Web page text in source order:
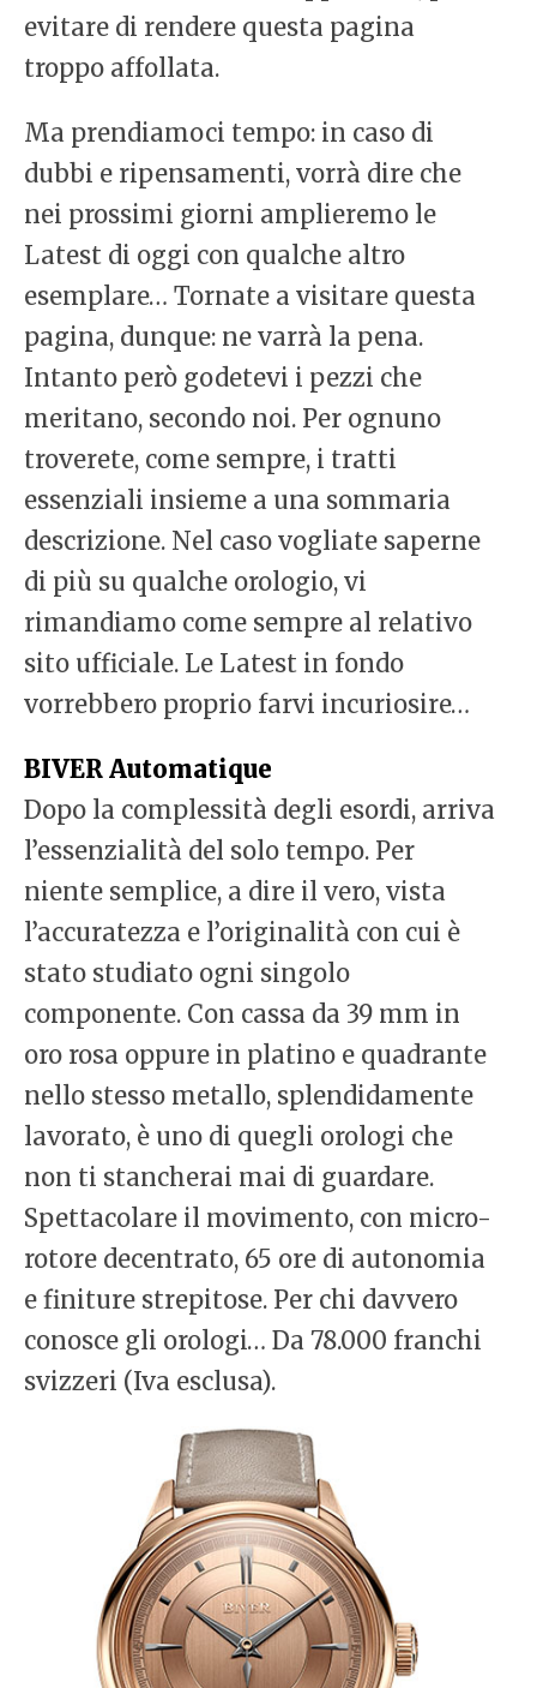
evitare di rendere questa pagina
troppo affollata.
Ma prendiamoci tempo: in caso di
dubbi e ripensamenti, vorrà dire che
nei prossimi giorni amplieremo le
Latest di oggi con qualche altro
esemplare… Tornate a visitare questa
pagina, dunque: ne varrà la pena.
Intanto però godetevi i pezzi che
meritano, secondo noi. Per ognuno
troverete, come sempre, i tratti
essenziali insieme a una sommaria
descrizione. Nel caso vogliate saperne
di più su qualche orologio, vi
rimandiamo come sempre al relativo
sito ufficiale. Le Latest in fondo
vorrebbero proprio farvi incuriosire…
BIVER Automatique
Dopo la complessità degli esordi, arriva
l’essenzialità del solo tempo. Per
niente semplice, a dire il vero, vista
l’accuratezza e l’originalità con cui è
stato studiato ogni singolo
componente. Con cassa da 39 mm in
oro rosa oppure in platino e quadrante
nello stesso metallo, splendidamente
lavorato, è uno di quegli orologi che
non ti stancherai mai di guardare.
Spettacolare il movimento, con micro-
rotore decentrato, 65 ore di autonomia
e finiture strepitose. Per chi davvero
conosce gli orologi… Da 78.000 franchi
svizzeri (Iva esclusa).